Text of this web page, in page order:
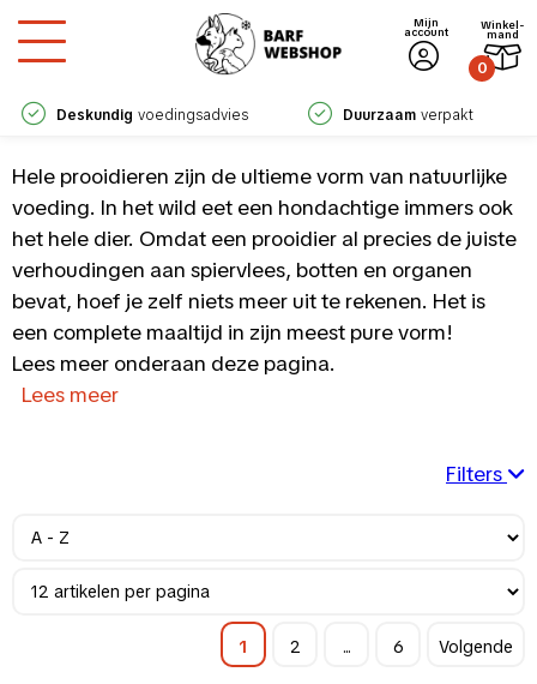
0
Winkel­
mand
Mijn
account
Deskundig voedingsadvies Duurzaam verpakt
Hele prooidieren zijn de ultieme vorm van natuurlijke
voeding. In het wild eet een hondachtige immers ook
het hele dier. Omdat een prooidier al precies de juiste
verhoudingen aan spiervlees, botten en organen
bevat, hoef je zelf niets meer uit te rekenen. Het is
een complete maaltijd in zijn meest pure vorm!
Lees meer onderaan deze pagina.
Lees meer
Filters
Samenstelling
Duif(2)
1 2 ... 6 Volgende